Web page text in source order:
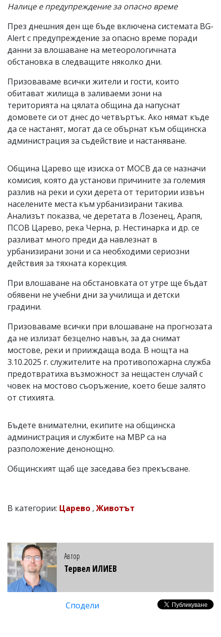
Налице е предупреждение за опасно време
През днешния ден ще бъде включена системата BG-
Alert с предупреждение за опасно време поради
данни за влошаване на метеорологичната
обстановка в следващите няколко дни.
Призоваваме всички жители и гости, които
обитават жилища в заливаеми зони на
територията на цялата община да напуснат
домовете си от днес до четвъртък. Ако нямат къде
да се настанят, могат да се обърнат към общинска
администрация за съдействие и настаняване.
Община Царево ще изиска от МОСВ да се назначи
комисия, която да установи причините за големия
разлив на реки и сухи дерета от територии извън
населените места към урбанизирани такива.
Анализът показва, че деретата в Лозенец, Арапя,
ПСОВ Царево, река Черна, р. Нестинарка и др. се
разливат много преди да навлезнат в
урбанизирани зони и са необходими сериозни
действия за тяхната корекция.
При влошаване на обстановката от утре ще бъдат
обявени не учебни дни за училища и детски
градини.
Призоваваме всички при влошаване на прогнозата
да не излизат безцелно навън, за да снимат
мостове, реки и прииждаща вода. В нощта на
3.10.2025 г. служителите на противопожарна служба
предотвратиха възможност за нещастен случай с
човек на мостово съоръжение, което беше залято
от стихията.
Бъдете внимателни, екипите на общинска
администрация и службите на МВР са на
разположение денонощно.
Общинският щаб ще заседава без прекъсване.
В категории: Царево ,Животът
Автор
Тервел ИЛИЕВ
Сподели